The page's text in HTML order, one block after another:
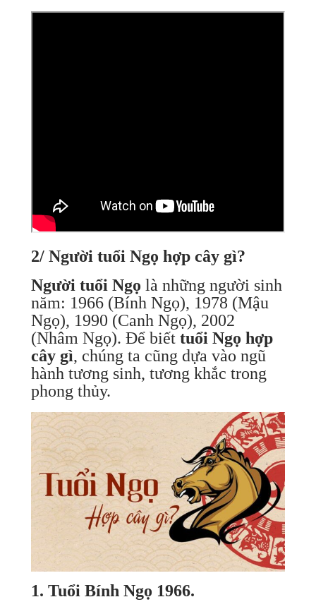
2/ Người tuổi Ngọ hợp cây gì?
Người tuổi Ngọ là những người sinh
năm: 1966 (Bính Ngọ), 1978 (Mậu
Ngọ), 1990 (Canh Ngọ), 2002
(Nhâm Ngọ). Để biết tuổi Ngọ hợp
cây gì, chúng ta cũng dựa vào ngũ
hành tương sinh, tương khắc trong
phong thủy.
1. Tuổi Bính Ngọ 1966.